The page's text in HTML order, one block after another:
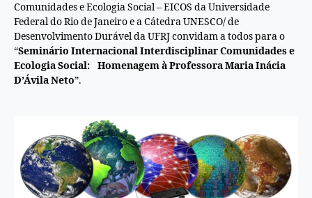
Comunidades e Ecologia Social – EICOS da Universidade
Federal do Rio de Janeiro e a Cátedra UNESCO/ de
Desenvolvimento Durável da UFRJ convidam a todos para o
“Seminário Internacional Interdisciplinar Comunidades e
Ecologia Social: Homenagem à Professora Maria Inácia
D’Ávila Neto”.